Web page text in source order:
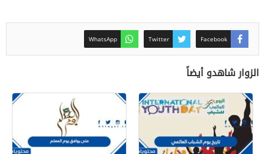
Facebook
Twitter
WhatsApp
الزوار شاهدو أيضاً